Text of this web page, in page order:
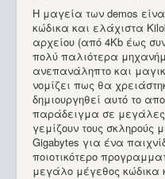
Η μαγεία των demos
κώδικα και ελάχιστα
αρχείου (από 4Κb έως
πολύ παλιότερα
ανεπανάληπτο και
νομίζει πως θα
δημιουργηθεί αυτό το
παράδειγμα σε μεγάλες
γεμίζουν τους σκληρούς
Gigabytes για ένα
ποιοτικότερο
μεγάλο μέγεθος κώδικα